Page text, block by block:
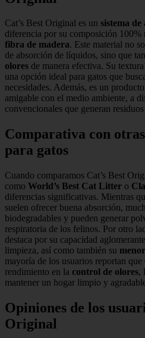
Cat’s Best Original es un sistema
diferencia por su composición 100%
fibra de madera. Este material no
de absorción de líquidos, sino que
olores de manera efectiva. Su
una opción ideal para gatos que
necesidades. Además, es un
amigable con el medio ambiente, a
convencionales que generan
Comparativa con
para gatos
Cuando comparamos Cat’s Best
como World’s Best Cat Litter o
diferencias significativas. Mientras
suelen ofrecer buena absorción,
biodegradables y pueden generar
respiratoria de los felinos. Por otro
destaca por su capacidad
limpieza, así como también su
mayoría de los usuarios reportan
rendimiento en la control de olores,
mantener un hogar limpio y
Opiniones de los
Original